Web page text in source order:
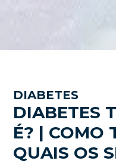
DIABETES
DIABETES
É? | COMO
QUAIS OS